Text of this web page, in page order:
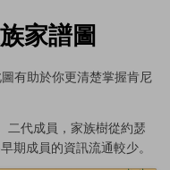
家譜圖
有助於你更清楚掌握肯尼
二代成員，家族樹從約瑟
期成員的資訊流通較少。